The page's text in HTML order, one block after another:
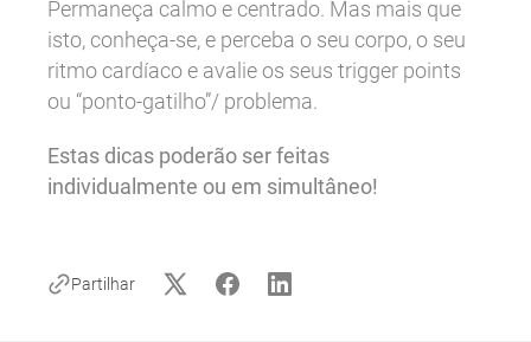
Partilhar
Permaneça calmo e centrado. Mas mais que
isto, conheça-se, e perceba o seu corpo, o seu
ritmo cardíaco e avalie os seus trigger points
ou “ponto-gatilho”/ problema.
Estas dicas poderão ser feitas
individualmente ou em simultâneo!